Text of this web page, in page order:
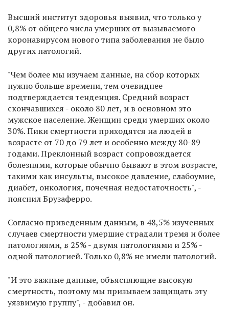
Высший институт здоровья выявил, что только у
0,8% от общего числа умерших от вызываемого
коронавирусом нового типа заболевания не было
других патологий.
"Чем более мы изучаем данные, на сбор которых
нужно больше времени, тем очевиднее
подтверждается тенденция. Средний возраст
скончавшихся - около 80 лет, и в основном это
мужское население. Женщин среди умерших около
30%. Пики смертности приходятся на людей в
возрасте от 70 до 79 лет и особенно между 80-89
годами. Преклонный возраст сопровождается
болезнями, которые обычно бывают в этом возрасте,
такими как инсульты, высокое давление, слабоумие,
диабет, онкология, почечная недостаточность", -
пояснил Брузаферро.
Согласно приведенным данным, в 48,5% изученных
случаев смертности умершие страдали тремя и более
патологиями, в 25% - двумя патологиями и 25% -
одной патологией. Только 0,8% не имели патологий.
"И это важные данные, объясняющие высокую
смертность, поэтому мы призываем защищать эту
уязвимую группу", - добавил он.